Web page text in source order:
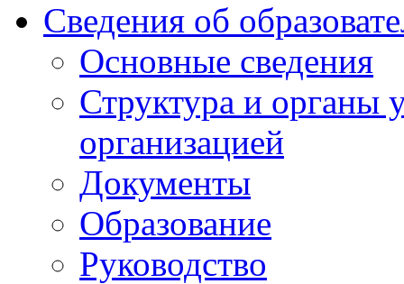
Сведения об
Основные сведения
Структура и органы
организацией
Документы
Образование
Руководство